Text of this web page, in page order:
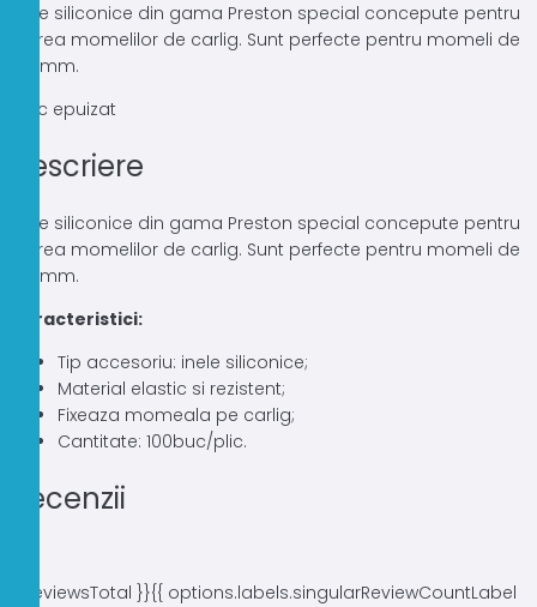
Inele siliconice din gama Preston special concepute pentru
fixarea momelilor de carlig. Sunt perfecte pentru momeli de
4-5mm.
Stoc epuizat
Descriere
Inele siliconice din gama Preston special concepute pentru
fixarea momelilor de carlig. Sunt perfecte pentru momeli de
4-5mm.
Caracteristici:
Tip accesoriu: inele siliconice;
Material elastic si rezistent;
Fixeaza momeala pe carlig;
Cantitate: 100buc/plic.
Recenzii
{{ reviewsTotal }}{{ options.labels.singularReviewCountLabel